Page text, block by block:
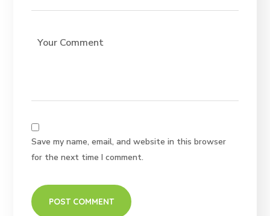
Save my name, email, and website in this browser
for the next time I comment.